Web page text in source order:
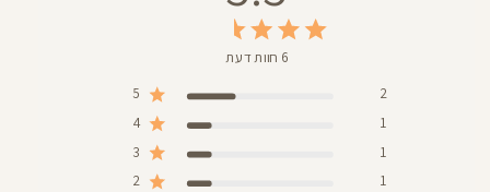
6 חוות דעת
5
2
4
1
3
1
2 1